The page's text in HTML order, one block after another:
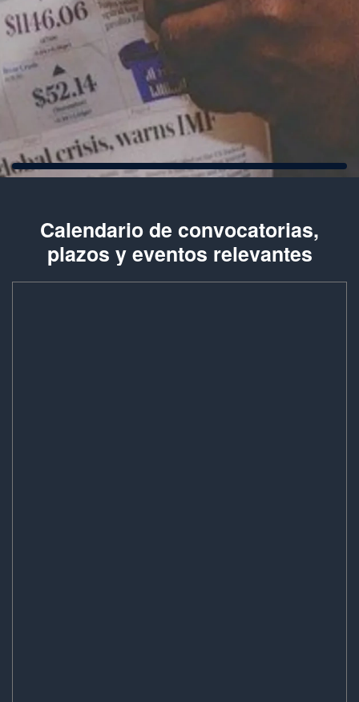
Calendario de convocatorias,
plazos y eventos relevantes